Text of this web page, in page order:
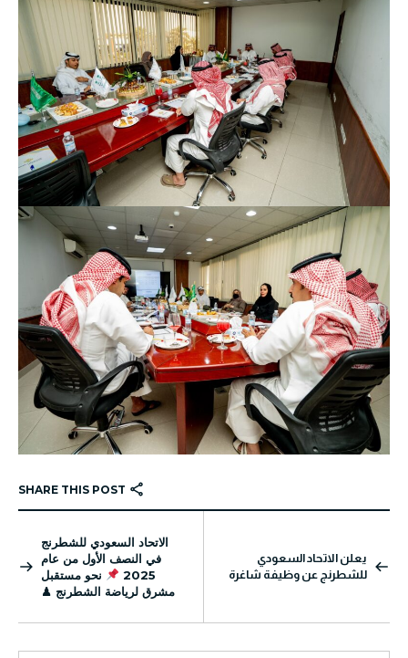
يعلن الاتحاد السعودي
للشطرنج عن وظيفة شاغرة
الاتحاد السعودي للشطرنج
في النصف الأول من عام
2025
نحو مستقبل
مشرق لرياضة الشطرنج ♟